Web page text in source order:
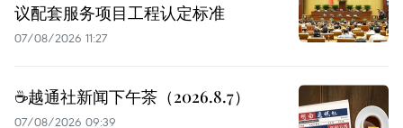
议配套服务项目工程认定标准
07/08/2026 11:27
☕️越通社新闻下午茶（2026.8.7）
07/08/2026 09:39